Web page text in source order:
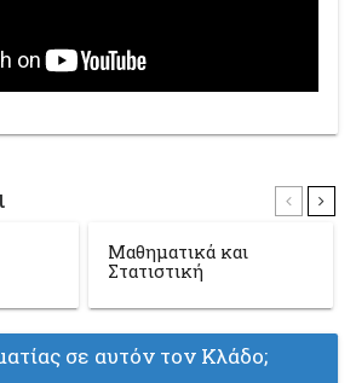
Μαθηματικά και
Στατιστική
σε αυτόν τον Κλάδο;